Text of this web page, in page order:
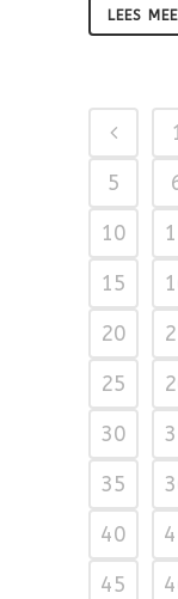
LEES
5
10
15
20
25
30
35
40
45